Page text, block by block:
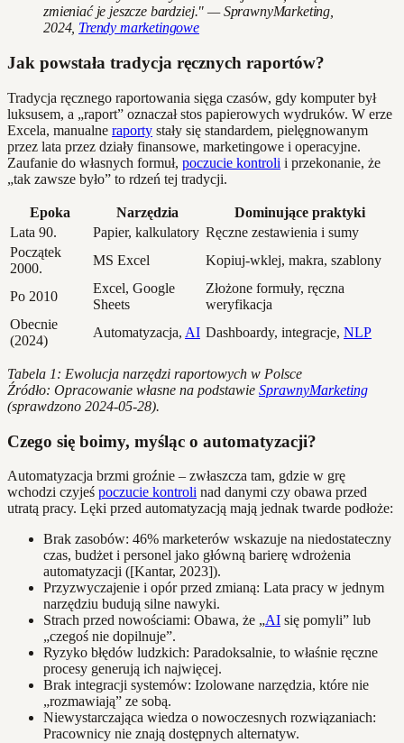
zmieniać je jeszcze bardziej." — SprawnyMarketing,
2024, Trendy marketingowe
Jak powstała tradycja ręcznych raportów?
Tradycja ręcznego raportowania sięga czasów, gdy komputer był
luksusem, a „raport” oznaczał stos papierowych wydruków. W erze
Excela, manualne raporty stały się standardem, pielęgnowanym
przez lata przez działy finansowe, marketingowe i operacyjne.
Zaufanie do własnych formuł, poczucie kontroli i przekonanie, że
„tak zawsze było” to rdzeń tej tradycji.
Epoka Narzędzia
Dominujące praktyki
Lata 90.
Papier, kalkulatory Ręczne zestawienia i sumy
Początek
2000.
MS Excel Kopiuj-wklej, makra, szablony
Po 2010
Excel, Google
Sheets
Złożone formuły, ręczna
weryfikacja
Obecnie
(2024)
Automatyzacja, AI Dashboardy, integracje, NLP
Tabela 1: Ewolucja narzędzi raportowych w Polsce
Źródło: Opracowanie własne na podstawie SprawnyMarketing
(sprawdzono 2024-05-28).
Czego się boimy, myśląc o automatyzacji?
Automatyzacja brzmi groźnie – zwłaszcza tam, gdzie w grę
wchodzi czyjeś poczucie kontroli nad danymi czy obawa przed
utratą pracy. Lęki przed automatyzacją mają jednak twarde podłoże:
Brak zasobów: 46% marketerów wskazuje na niedostateczny
czas, budżet i personel jako główną barierę wdrożenia
automatyzacji ([Kantar, 2023]).
Przyzwyczajenie i opór przed zmianą: Lata pracy w jednym
narzędziu budują silne nawyki.
Strach przed nowościami: Obawa, że „AI się pomyli” lub
„czegoś nie dopilnuje”.
Ryzyko błędów ludzkich: Paradoksalnie, to właśnie ręczne
procesy generują ich najwięcej.
Brak integracji systemów: Izolowane narzędzia, które nie
„rozmawiają” ze sobą.
Niewystarczająca wiedza o nowoczesnych rozwiązaniach:
Pracownicy nie znają dostępnych alternatyw.